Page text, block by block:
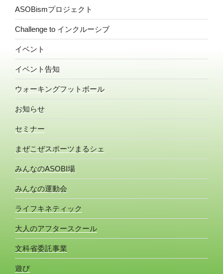
ASOBismプロジェクト
Challenge to インクルーシブ
イベント
イベント告知
ウォーキングフットボール
お知らせ
セミナー
まぜこぜスポーツまるシェ
みんなのASOBI場
みんなの運動会
ライフキネティック
大人のアフタースクール
文科省委託事業
遊び